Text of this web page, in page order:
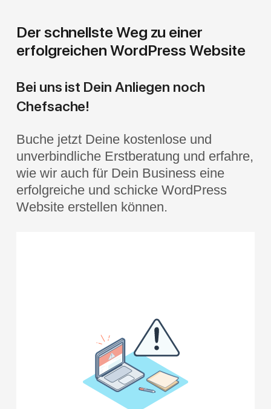
Der schnellste Weg zu einer
erfolgreichen WordPress Website
Bei uns ist Dein Anliegen noch
Chefsache!
Buche jetzt Deine kostenlose und
unverbindliche Erstberatung und erfahre,
wie wir auch für Dein Business eine
erfolgreiche und schicke WordPress
Website erstellen können.